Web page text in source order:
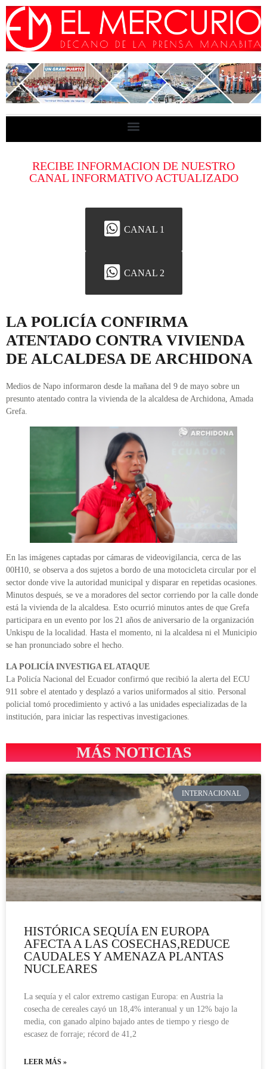
RECIBE INFORMACION DE NUESTRO
CANAL INFORMATIVO ACTUALIZADO
CANAL 1
CANAL 2
LA POLICÍA CONFIRMA
ATENTADO CONTRA VIVIENDA
DE ALCALDESA DE ARCHIDONA
Medios de Napo informaron desde la mañana del 9 de mayo sobre un
presunto atentado contra la vivienda de la alcaldesa de Archidona, Amada
Grefa.
En las imágenes captadas por cámaras de videovigilancia, cerca de las
00H10, se observa a dos sujetos a bordo de una motocicleta circular por el
sector donde vive la autoridad municipal y disparar en repetidas ocasiones.
Minutos después, se ve a moradores del sector corriendo por la calle donde
está la vivienda de la alcaldesa. Esto ocurrió minutos antes de que Grefa
participara en un evento por los 21 años de aniversario de la organización
Unkispu de la localidad. Hasta el momento, ni la alcaldesa ni el Municipio
se han pronunciado sobre el hecho.
LA POLICÍA INVESTIGA EL ATAQUE
La Policía Nacional del Ecuador confirmó que recibió la alerta del ECU
911 sobre el atentado y desplazó a varios uniformados al sitio. Personal
policial tomó procedimiento y activó a las unidades especializadas de la
institución, para iniciar las respectivas investigaciones.
MÁS NOTICIAS
INTERNACIONAL
HISTÓRICA SEQUÍA EN EUROPA
AFECTA A LAS COSECHAS,REDUCE
CAUDALES Y AMENAZA PLANTAS
NUCLEARES
La sequía y el calor extremo castigan Europa: en Austria la
cosecha de cereales cayó un 18,4% interanual y un 12% bajo la
media, con ganado alpino bajado antes de tiempo y riesgo de
escasez de forraje; récord de 41,2
LEER MÁS »